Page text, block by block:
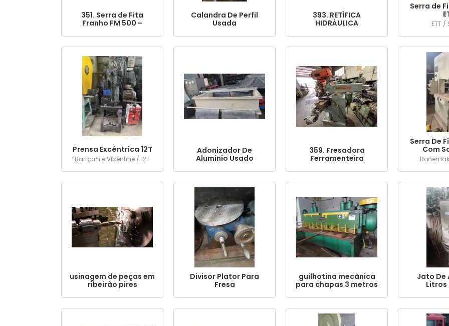
351. Serra de Fita
Franho FM 500 –
Calandra De Perfil
Usada
393. RETÍFICA
HIDRÁULICA
Serra de
ETT /
Prensa Excêntrica 12T
Barbam e Vicentine / 12T
Adonizador De
Alumínio Usado
359. Fresadora
Ferramenteira
Lagun Completa – R$
35.000
Serra De
Com
usinagem de peças em
ribeirão pires
Divisor Plator Para
Fresa
guilhotina mecânica
para chapas 3 metros
Jato De
Litros